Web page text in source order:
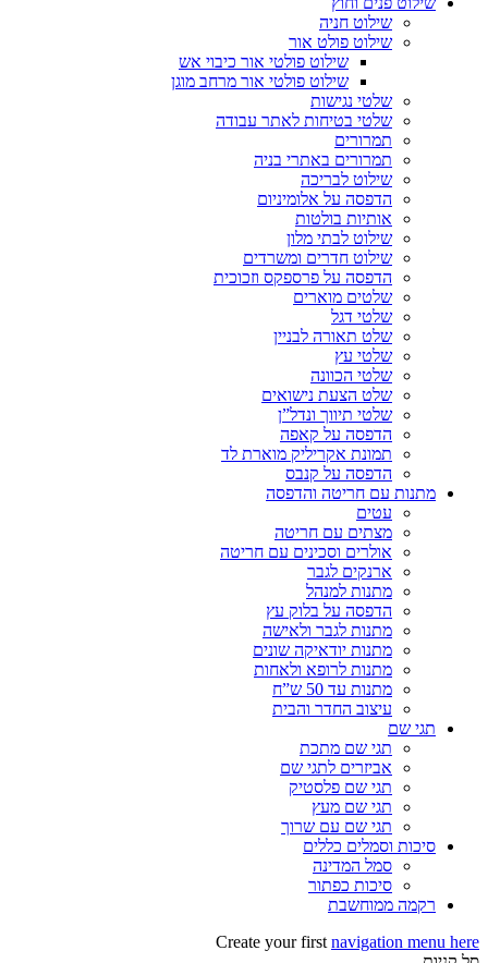
שילוט חניה
שילוט פולט אור
שילוט פולטי אור כיבוי אש
שילוט פולטי אור מרחב מוגן
שלטי נגישות
שלטי בטיחות לאתר עבודה
תמרורים
תמרורים באתרי בניה
שילוט לבריכה
הדפסה על אלומיניום
אותיות בולטות
שילוט לבתי מלון
שילוט חדרים ומשרדים
הדפסה על פרספקס וזכוכית
שלטים מוארים
שלטי דגל
שלט תאורה לבניין
שלטי עץ
שלטי הכוונה
שלט הצעת נישואים
שלטי תיווך ונדל”ן
הדפסה על קאפה
תמונת אקריליק מוארת לד
הדפסה על קנבס
מתנות עם חריטה והדפסה
עטים
מצתים עם חריטה
אולרים וסכינים עם חריטה
ארנקים לגבר
מתנות למנהל
הדפסה על בלוק עץ
מתנות לגבר ולאישה
מתנות יודאיקה שונים
מתנות לרופא ולאחות
מתנות עד 50 ש”ח
עיצוב החדר והבית
תגי שם
תגי שם מתכת
אביזרים לתגי שם
תגי שם פלסטיק
תגי שם מעץ
תגי שם עם שרוך
סיכות וסמלים כללים
סמל המדינה
סיכות כפתור
רקמה ממוחשבת
Create your first navigation menu here